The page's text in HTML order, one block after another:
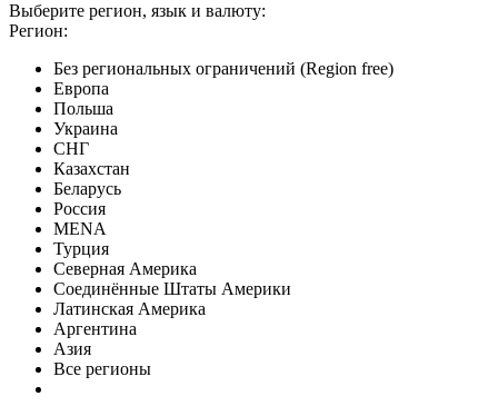
Выберите регион, язык и валюту:
Регион:
Без региональных ограничений (Region free)
Европа
Польша
Украина
СНГ
Казахстан
Беларусь
Россия
MENA
Турция
Северная Америка
Соединённые Штаты Америки
Латинская Америка
Аргентина
Азия
Все регионы